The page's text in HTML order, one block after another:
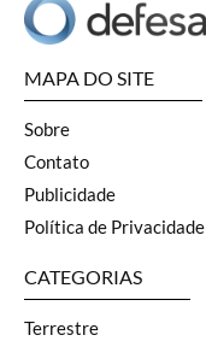
MAPA DO SITE
Sobre
Contato
Publicidade
Política de Privacidade
CATEGORIAS
Terrestre